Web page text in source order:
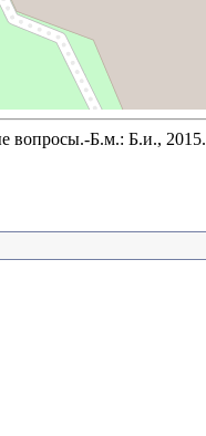
вопросы.-Б.м.: Б.и., 2015.